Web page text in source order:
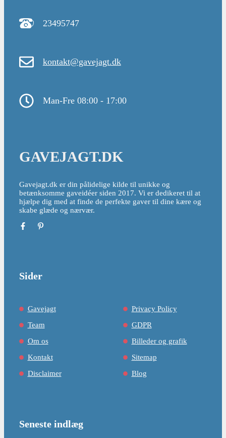
23495747
kontakt@gavejagt.dk
Man-Fre 08:00 - 17:00
GAVEJAGT.DK
Gavejagt.dk er din pålidelige kilde til unikke og
betænksomme gaveidéer siden 2017. Vi er dedikeret til at
hjælpe dig med at finde de perfekte gaver til dine kære og
skabe glæde og nærvær.
Sider
Gavejagt
Team
Om os
Kontakt
Disclaimer
Privacy Policy
GDPR
Billeder og grafik
Sitemap
Blog
Seneste indlæg